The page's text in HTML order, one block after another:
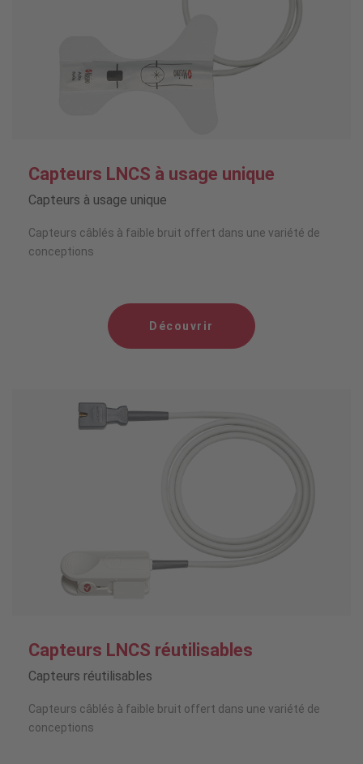
Capteurs LNCS à usage unique
Capteurs à usage unique
Capteurs câblés à faible bruit offert dans une variété de
conceptions
Découvrir
Capteurs LNCS réutilisables
Capteurs réutilisables
Capteurs câblés à faible bruit offert dans une variété de
conceptions